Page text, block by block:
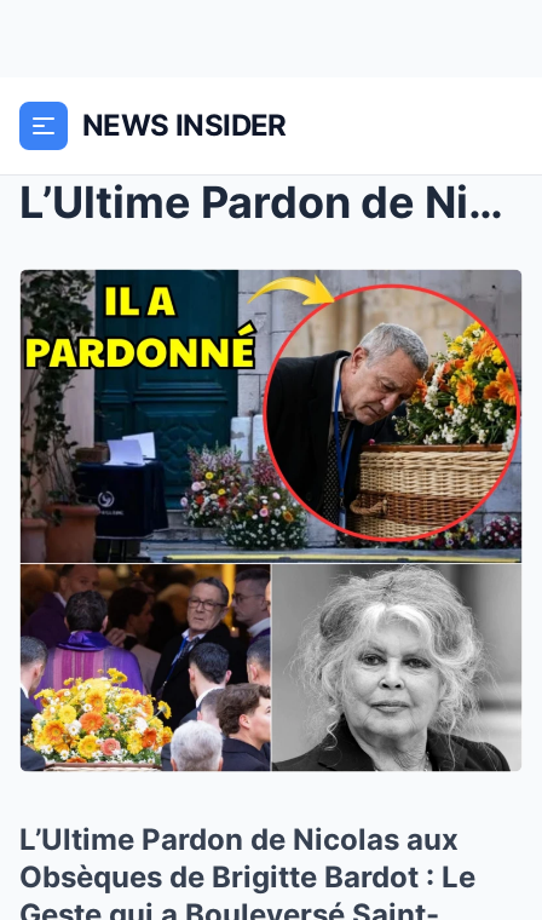
NEWS INSIDER
L’Ultime Pardon de Nicolas aux Obsèques de B...
L’Ultime Pardon de Nicolas aux
Obsèques de Brigitte Bardot : Le